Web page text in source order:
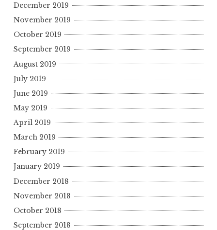
December 2019
November 2019
October 2019
September 2019
August 2019
July 2019
June 2019
May 2019
April 2019
March 2019
February 2019
January 2019
December 2018
November 2018
October 2018
September 2018